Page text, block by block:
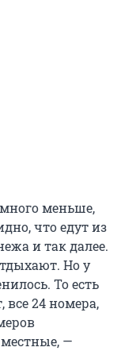
меньше,
что едут из
и так далее.
Но у
То есть
все 24 номера,
—